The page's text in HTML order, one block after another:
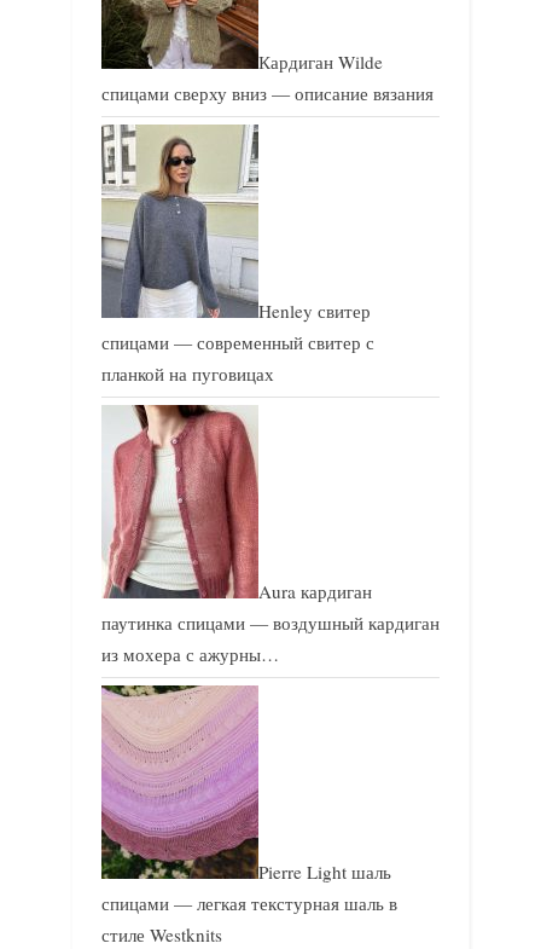
Кардиган Wilde
спицами сверху вниз — описание вязания
Henley свитер
спицами — современный свитер с
планкой на пуговицах
Aura кардиган
паутинка спицами — воздушный кардиган
из мохера с ажурны…
Pierre Light шаль
спицами — легкая текстурная шаль в
стиле Westknits